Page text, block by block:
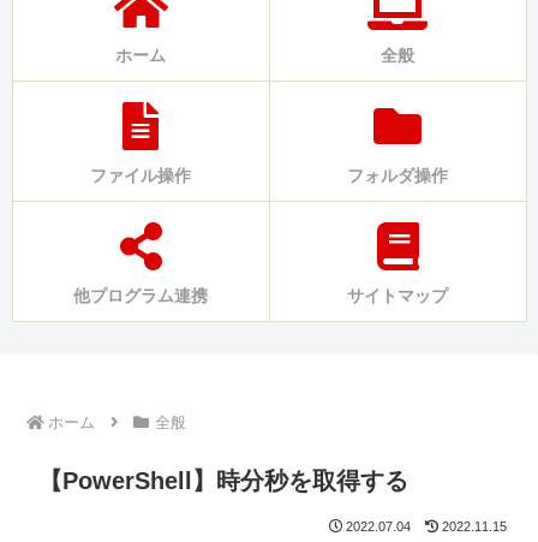
ホーム 全般
ファイル操作 フォルダ操作
他プログラム連携 サイトマップ
ホーム 全般
【PowerShell】時分秒を取得する
2022.07.04 2022.11.15